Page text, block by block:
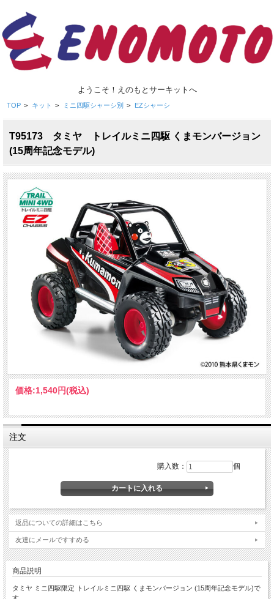
ようこそ！えのもとサーキットへ
TOP > キット > ミニ四駆シャーシ別 > EZシャーシ
T95173 タミヤ トレイルミニ四駆 くまモンバージョン
(15周年記念モデル)
価格:1,540円(税込)
注文
購入数： 個
返品についての詳細はこちら
友達にメールですすめる
商品説明
タミヤ ミニ四駆限定 トレイルミニ四駆 くまモンバージョン (15周年記念モデル)で